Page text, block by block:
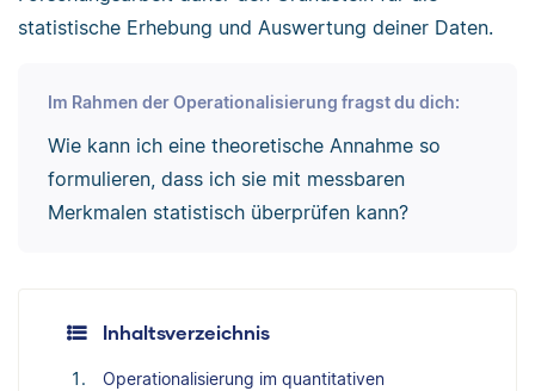
statistische Erhebung und Auswertung deiner Daten.
Im Rahmen der Operationalisierung fragst du dich:
Wie kann ich eine theoretische Annahme so
formulieren, dass ich sie mit messbaren
Merkmalen statistisch überprüfen kann?
Inhaltsverzeichnis
Operationalisierung im quantitativen